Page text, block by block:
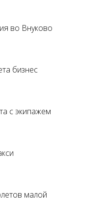
во Внуково
бизнес
с экипажем
малой